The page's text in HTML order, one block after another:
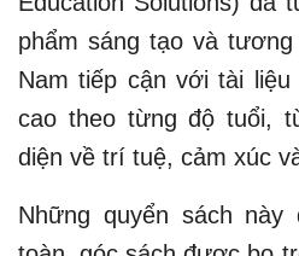
phẩm sáng tạo và
Nam tiếp cận với tài
cao theo từng độ tuổi,
diện về trí tuệ, cảm xúc
Những quyển sách